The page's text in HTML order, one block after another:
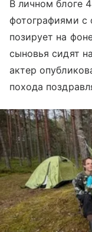
В личном блоге
фотографиями с
позирует на
сыновья сидят
актер
похода